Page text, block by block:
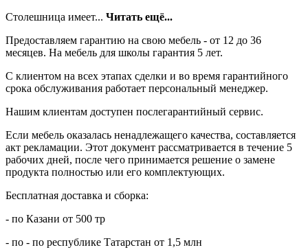
Столешница имеет... Читать ещё...
Предоставляем гарантию на свою мебель - от 12 до 36
месяцев. На мебель для школы гарантия 5 лет.
С клиентом на всех этапах сделки и во время гарантийного
срока обслуживания работает персональный менеджер.
Нашим клиентам доступен послегарантийный сервис.
Если мебель оказалась ненадлежащего качества, составляется
акт рекламации. Этот документ рассматривается в течение 5
рабочих дней, после чего принимается решение о замене
продукта полностью или его комплектующих.
Бесплатная доставка и сборка:
- по Казани от 500 тр
- по - по республике Татарстан от 1,5 млн